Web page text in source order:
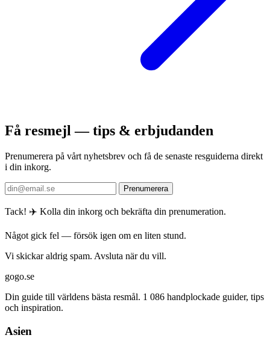
Få resmejl — tips & erbjudanden
Prenumerera på vårt nyhetsbrev och få de senaste resguiderna direkt
i din inkorg.
Prenumerera
Tack! ✈️ Kolla din inkorg och bekräfta din prenumeration.
Något gick fel — försök igen om en liten stund.
Vi skickar aldrig spam. Avsluta när du vill.
gogo.se
Din guide till världens bästa resmål. 1 086 handplockade guider, tips
och inspiration.
Asien